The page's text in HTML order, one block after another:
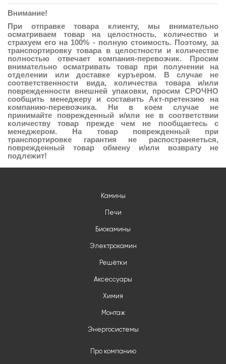
Внимание!
При отправке товара клиенту, мы внимательно
осматриваем товар на целостность, количество и
страхуем его на 100% - полную стоимость. Поэтому, за
транспортировку товара в целостности и количестве
полностью отвечает компания-перевозчик. Просим
внимательно осматривать товар при получении на
отделении или доставке куръером. В случае не
соответственности вида, количества товара и/или
поврежденности внешней упаковки, просим СРОЧНО
сообщить менеджеру и составить Акт-претензию на
компанию-перевозчика. Ни в коем случае не
принимайте поврежденный и/или не в соответствии
количеству товар прежде чем не пообщаетесь с
менеджером. На товар поврежденный при
транспортировке гарантия не распостраняеться,
поврежденный товар обмену и/или возврату не
подлежит!
Камины
Печи
Биокамины
Электрокамин
Решётки
Аксессуары
Химия
Монтаж
Энергосистемы
Про компанию